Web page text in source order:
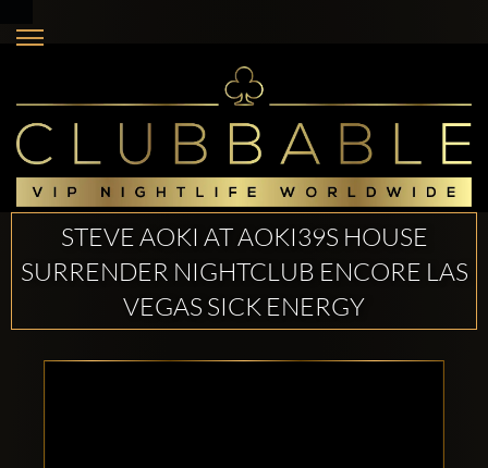
STEVE AOKI AT AOKI39S HOUSE
SURRENDER NIGHTCLUB ENCORE LAS
VEGAS SICK ENERGY